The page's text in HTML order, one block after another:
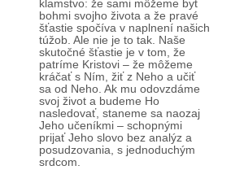
klamstvo: že sami môžeme byť
bohmi svojho života a že pravé
šťastie spočíva v naplnení našich
túžob. Ale nie je to tak. Naše
skutočné šťastie je v tom, že
patríme Kristovi – že môžeme
kráčať s Ním, žiť z Neho a učiť
sa od Neho. Ak mu odovzdáme
svoj život a budeme Ho
nasledovať, staneme sa naozaj
Jeho učeníkmi – schopnými
prijať Jeho slovo bez analýz a
posudzovania, s jednoduchým
srdcom.